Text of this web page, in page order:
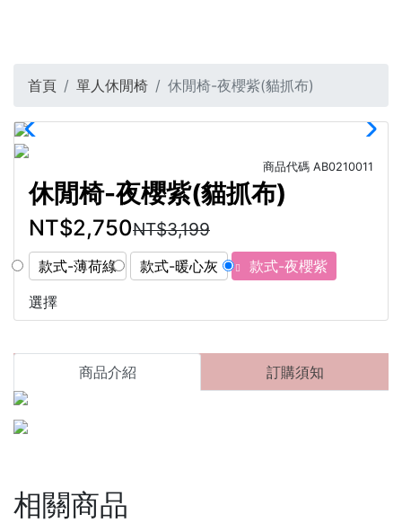
首頁 單人休閒椅 休閒椅-夜櫻紫(貓抓布)
商品代碼 AB0210011
休閒椅-夜櫻紫(貓抓布)
NT$2,750NT$3,199
款式-薄荷綠 款式-暖心灰
款式-夜櫻紫
選擇
商品介紹 訂購須知
相關商品